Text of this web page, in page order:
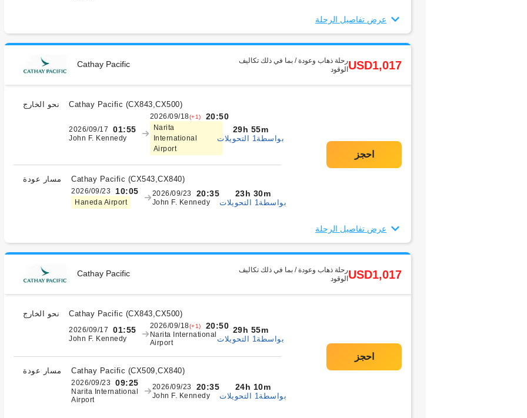
عرض تفاصيل الرحلة
Cathay Pacific
رحلة ذهاب وعودة / بما في ذلك تكاليف
الوقودUSD1,017
نحو الخارج Cathay Pacific (CX843,CX500)
2026/09/17 01:55
John F. Kennedy
2026/09/18(+1) 20:50
Narita
International
Airport
29h 55m
بواسطة1 التحويلات
مسار عودة Cathay Pacific (CX543,CX840)
2026/09/23 10:05
Haneda Airport
2026/09/23 20:35
John F. Kennedy
23h 30m
بواسطة1 التحويلات
عرض تفاصيل الرحلة
Cathay Pacific
رحلة ذهاب وعودة / بما في ذلك تكاليف
الوقودUSD1,017
نحو الخارج Cathay Pacific (CX843,CX500)
2026/09/17 01:55
John F. Kennedy
2026/09/18(+1) 20:50
Narita International
Airport
29h 55m
بواسطة1 التحويلات
مسار عودة Cathay Pacific (CX509,CX840)
2026/09/23 09:25
Narita International
Airport
2026/09/23 20:35
John F. Kennedy
24h 10m
بواسطة1 التحويلات